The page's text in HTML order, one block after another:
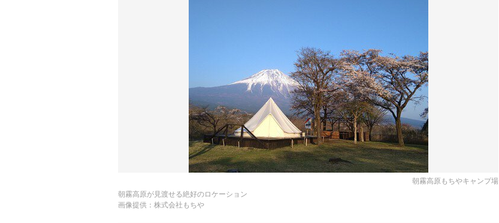
朝霧高原もちやキャンプ場
朝霧高原が見渡せる絶好のロケーション
画像提供：株式会社もちや